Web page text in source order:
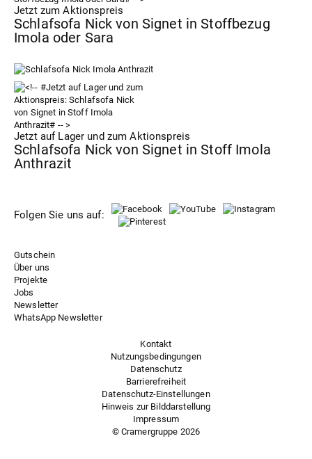
Jetzt zum Aktionspreis
Schlafsofa Nick von Signet in Stoffbezug
Imola oder Sara
Jetzt auf Lager und zum Aktionspreis
Schlafsofa Nick von Signet in Stoff Imola
Anthrazit
Folgen Sie uns auf:
Gutschein
Über uns
Projekte
Jobs
Newsletter
WhatsApp Newsletter
Kontakt
Nutzungsbedingungen
Datenschutz
Barrierefreiheit
Datenschutz-Einstellungen
Hinweis zur Bilddarstellung
Impressum
© Cramergruppe 2026